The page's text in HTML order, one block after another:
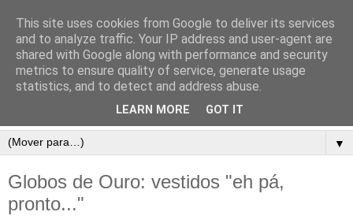
▼
Globos de Ouro: vestidos "eh pá,
pronto..."
This site uses cookies from Google to deliver its services
and to analyze traffic. Your IP address and user-agent are
shared with Google along with performance and security
metrics to ensure quality of service, generate usage
statistics, and to detect and address abuse.
LEARN MORE GOT IT